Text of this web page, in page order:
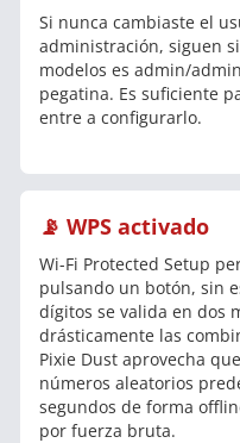
Si nunca cambiaste el
administración, siguen
modelos es admin/
pegatina. Es suficiente
entre a configurarlo.
📡 WPS activado
Wi-Fi Protected Setup
pulsando un botón, sin
dígitos se valida en dos
drásticamente las
Pixie Dust aprovecha
números aleatorios
segundos de forma
por fuerza bruta.